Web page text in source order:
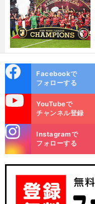
ok
Facebookで
フォローする
YouTubeで
チャンネル登録
m
Instagramで
フォローする